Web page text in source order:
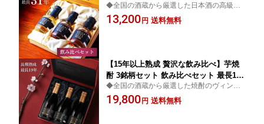
ゼント 高級 『古昔の美酒 極』 / 父の日
ギフト お中元 御中元 送料無料 祝い酒
◆全国の酒蔵から厳選した日本酒の高級ヴ
ィンテージ古酒ブランド◆お酒 日本酒 ギフ
ト プレゼント お父さん 父 義父 飲み比べ 飲
13,200 円 送料無料
【15年以上熟成 贅沢な飲み比べ】芋焼
酎 3銘柄セット 飲み比べセット 最長19
年熟成 『古昔の美酒 芋香の雫』 / 敬老
の日 ギフト お中元 御中元 プレゼント
◆全国の酒蔵から厳選した焼酎のヴィンテ
ージ古酒ブランド◆高級 お酒 焼酎 芋焼酎
ギフト プレゼント お父さん 父 義父 飲み比
19,800 円 送料無料